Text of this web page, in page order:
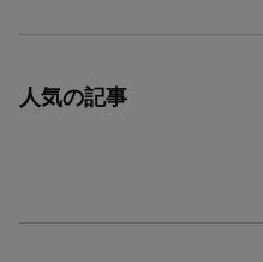
人気の記事